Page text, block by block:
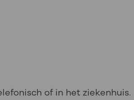
of in het ziekenhuis.